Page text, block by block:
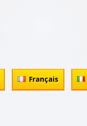
Français